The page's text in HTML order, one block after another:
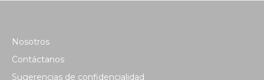
Nosotros
Contáctanos
Sugerencias de confidencialidad